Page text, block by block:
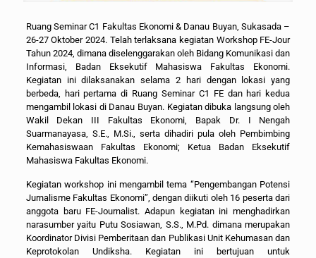
Ruang Seminar C1 Fakultas Ekonomi & Danau Buyan, Sukasada –
26-27 Oktober 2024. Telah terlaksana kegiatan Workshop FE-Jour
Tahun 2024, dimana diselenggarakan oleh Bidang Komunikasi dan
Informasi, Badan Eksekutif Mahasiswa Fakultas Ekonomi.
Kegiatan ini dilaksanakan selama 2 hari dengan lokasi yang
berbeda, hari pertama di Ruang Seminar C1 FE dan hari kedua
mengambil lokasi di Danau Buyan. Kegiatan dibuka langsung oleh
Wakil Dekan III Fakultas Ekonomi, Bapak Dr. I Nengah
Suarmanayasa, S.E., M.Si., serta dihadiri pula oleh Pembimbing
Kemahasiswaan Fakultas Ekonomi; Ketua Badan Eksekutif
Mahasiswa Fakultas Ekonomi.
Kegiatan workshop ini mengambil tema “Pengembangan Potensi
Jurnalisme Fakultas Ekonomi”, dengan diikuti oleh 16 peserta dari
anggota baru FE-Journalist. Adapun kegiatan ini menghadirkan
narasumber yaitu Putu Sosiawan, S.S., M.Pd. dimana merupakan
Koordinator Divisi Pemberitaan dan Publikasi Unit Kehumasan dan
Keprotokolan Undiksha. Kegiatan ini bertujuan untuk